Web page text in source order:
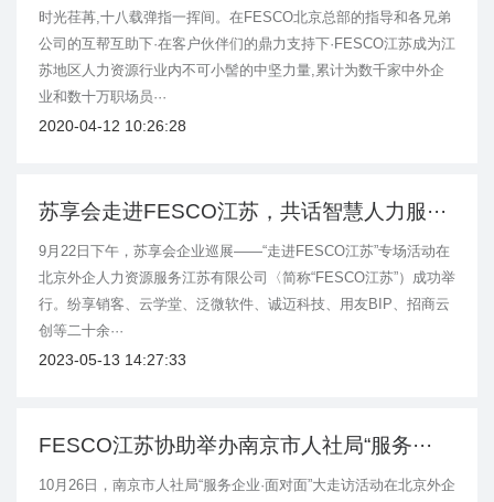
时光荏苒,十八载弹指一挥间。在FESCO北京总部的指导和各兄弟
公司的互帮互助下·在客户伙伴们的鼎力支持下·FESCO江苏成为江
苏地区人力资源行业内不可小髻的中坚力量,累计为数千家中外企
业和数十万职场员···
2020-04-12 10:26:28
苏享会走进FESCO江苏，共话智慧人力服···
9月22日下午，苏享会企业巡展——“走进FESCO江苏”专场活动在
北京外企人力资源服务江苏有限公司〈简称“FESCO江苏”）成功举
行。纷享销客、云学堂、泛微软件、诚迈科技、用友BIP、招商云
创等二十余···
2023-05-13 14:27:33
FESCO江苏协助举办南京市人社局“服务···
10月26日，南京市人社局“服务企业·面对面”大走访活动在北京外企